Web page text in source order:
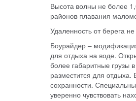
Высота волны не более
районов плавания
Удаленность от берега
Боурайдер –
для отдыха на воде.
более габаритные грузы
разместится для
сохранности.
уверенно чувствовать